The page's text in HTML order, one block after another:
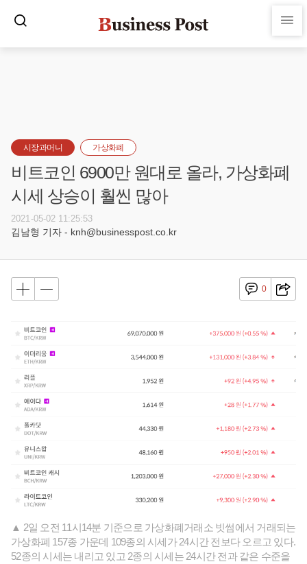
시장과머니 가상화폐
비트코인 6900만 원대로 올라, 가상화폐
시세 상승이 훨씬 많아
2021-05-02 11:25:53
김남형 기자 - knh@businesspost.co.kr
0
▲ 2일 오전 11시14분 기준으로 가상화폐거래소 빗썸에서 거래되는
가상화폐 157종 가운데 109종의 시세가 24시간 전보다 오르고 있다.
52종의 시세는 내리고 있고 2종의 시세는 24시간 전과 같은 수준을